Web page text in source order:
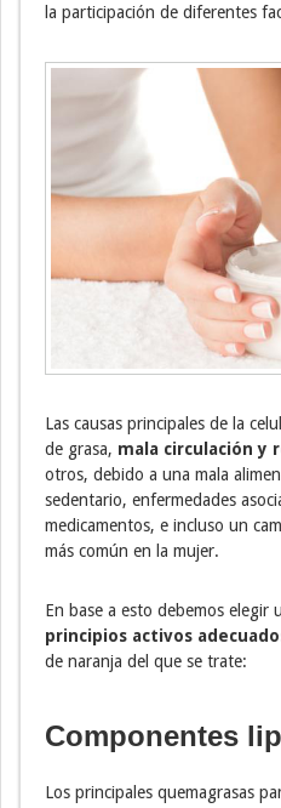
la participación de diferentes
Las causas principales de la
de grasa, mala circulación y
otros, debido a una mala
sedentario, enfermedades
medicamentos, e incluso un
más común en la mujer.
En base a esto debemos elegir
principios activos
de naranja del que se trate:
Componentes
Los principales quemagrasas